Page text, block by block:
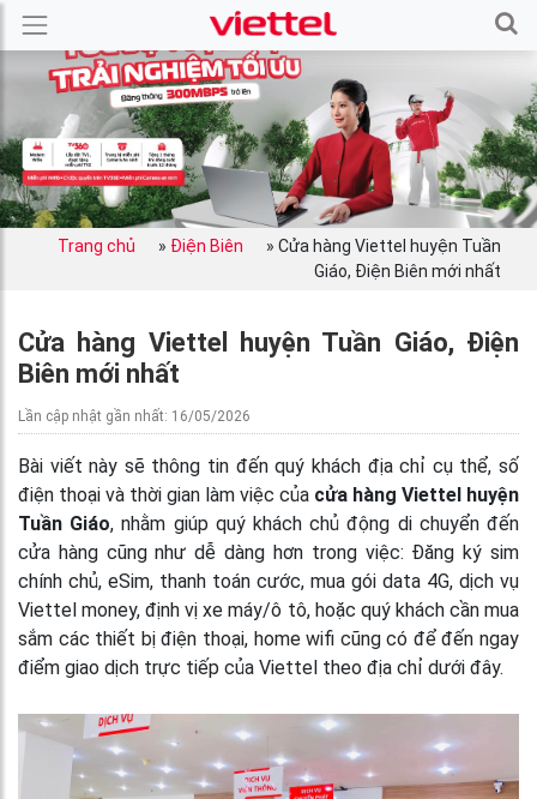
Trang chủ » Điện Biên » Cửa hàng Viettel huyện Tuần
Giáo, Điện Biên mới nhất
Cửa hàng Viettel huyện Tuần Giáo, Điện
Biên mới nhất
Lần cập nhật gần nhất: 16/05/2026
Bài viết này sẽ thông tin đến quý khách địa chỉ cụ thể, số
điện thoại và thời gian làm việc của cửa hàng Viettel huyện
Tuần Giáo, nhằm giúp quý khách chủ động di chuyển đến
cửa hàng cũng như dễ dàng hơn trong việc: Đăng ký sim
chính chủ, eSim, thanh toán cước, mua gói data 4G, dịch vụ
Viettel money, định vị xe máy/ô tô, hoặc quý khách cần mua
sắm các thiết bị điện thoại, home wifi cũng có để đến ngay
điểm giao dịch trực tiếp của Viettel theo địa chỉ dưới đây.